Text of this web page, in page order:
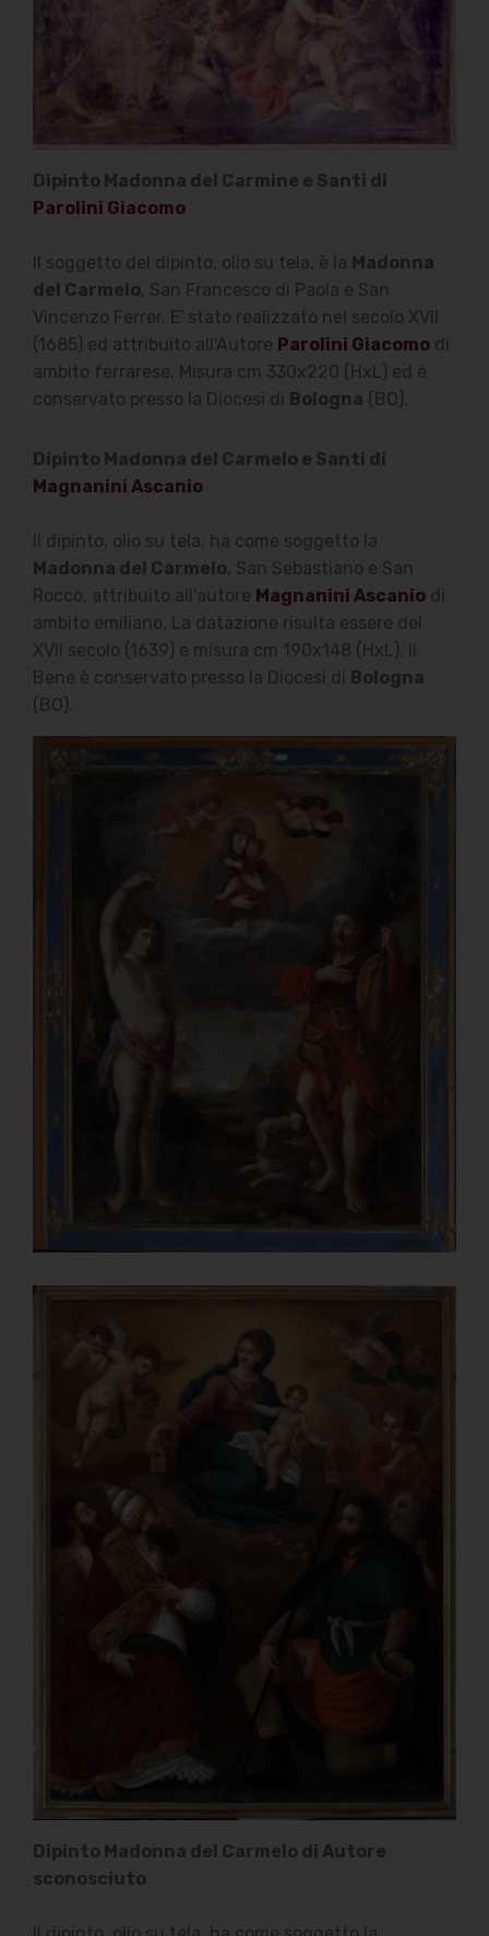
Dipinto Madonna del Carmine e Santi di
Parolini Giacomo
Il soggetto del dipinto, olio su tela, è la Madonna
del Carmelo, San Francesco di Paola e San
Vincenzo Ferrer. E' stato realizzato nel secolo XVII
(1685) ed attribuito all'Autore Parolini Giacomo di
ambito ferrarese. Misura cm 330x220 (HxL) ed è
conservato presso la Diocesi di Bologna (BO).
Dipinto Madonna del Carmelo e Santi di
Magnanini Ascanio
Il dipinto, olio su tela, ha come soggetto la
Madonna del Carmelo, San Sebastiano e San
Rocco, attribuito all'autore Magnanini Ascanio di
ambito emiliano, La datazione risulta essere del
XVII secolo (1639) e misura cm 190x148 (HxL). Il
Bene è conservato presso la Diocesi di Bologna
(BO).
Dipinto Madonna del Carmelo di Autore
sconosciuto